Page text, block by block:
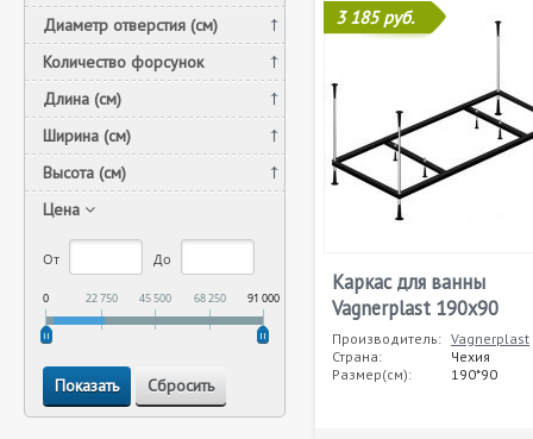
Диаметр отверстия (см)
Количество форсунок
Длина (см)
Ширина (см)
Высота (см)
Цена
От До
0 22 750 45 500 68 250 91 000
3 185 руб.
Каркас для ванны
Vagnerplast 190х90
Производитель: Vagnerplast
Страна:
Чехия
Размер(см):
190*90